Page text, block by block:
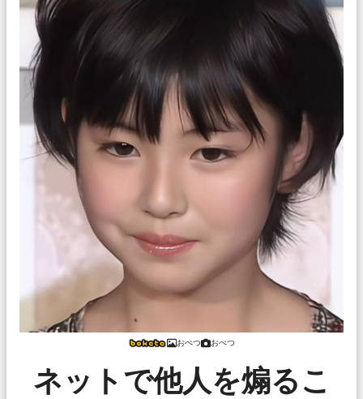
おぺつ おぺつ
ネットで他人を煽るこ